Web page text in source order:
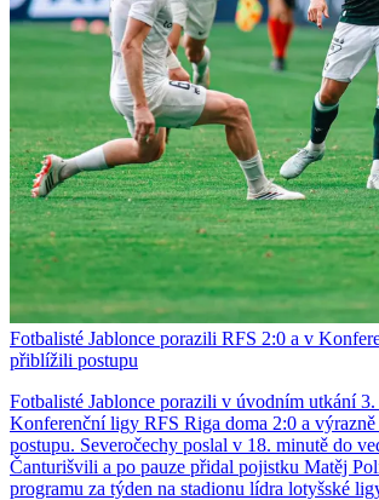
Fotbalisté Jablonce porazili RFS 2:0 a v
přiblížili postupu
Fotbalisté Jablonce porazili v úvodním utkání 3.
Konferenční ligy RFS Riga doma 2:0 a
postupu. Severočechy poslal v 18. minutě do
Čanturišvili a po pauze přidal pojistku Matěj
programu za týden na stadionu lídra lotyšské